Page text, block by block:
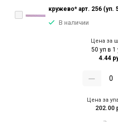
кружево* арт. 256
В наличии
Цена за
50 уп в 1
4.44
Цена за
202.00